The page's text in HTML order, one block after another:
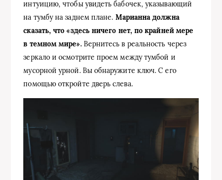
интуицию, чтобы увидеть бабочек, указывающий
на тумбу на заднем плане. Марианна должна
сказать, что «здесь ничего нет, по крайней мере
в темном мире».Вернитесь в реальность через
зеркало и осмотрите проем между тумбой и
мусорной урной. Вы обнаружите ключ. С его
помощью откройте дверь слева.